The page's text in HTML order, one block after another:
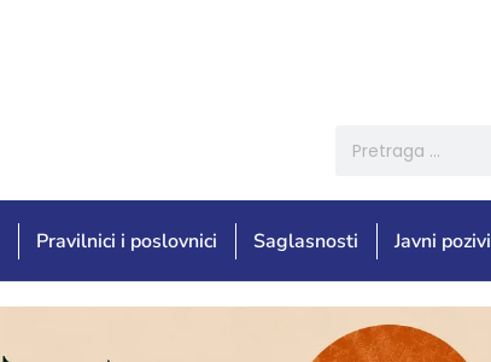
Pravilnici i poslovnici Saglasnosti Javni pozivi